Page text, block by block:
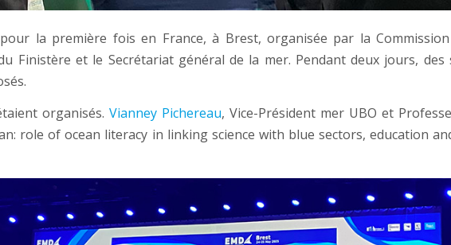
pour la première fois en France, à Brest, organisée par la
Finistère et le Secrétariat général de la mer. Pendant deux jours,
organisés. Vianney Pichereau, Vice-Président mer UBO et
role of ocean literacy in linking science with blue sectors, education